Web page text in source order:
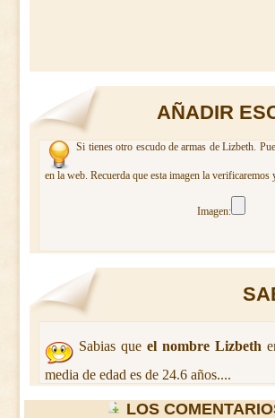
AÑADIR
Si tienes otro escudo de armas de Lizbeth.
en la web. Recuerda que esta imagen la
Imagen:
Sabias que el nombre Lizbeth
media de edad es de 24.6 años....
LOS